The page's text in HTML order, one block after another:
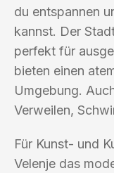
du entspannen
kannst. Der
perfekt für
bieten einen
Umgebung.
Verweilen,
Für Kunst- und
Velenje das